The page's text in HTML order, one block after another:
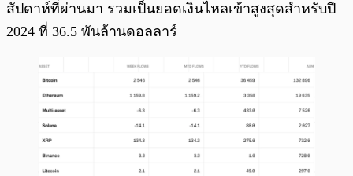
สัปดาห์ที่ผ่านมา รวมเป็นยอดเงินไหลเข้าสูงสุดสำหรับปี
2024 ที่ 36.5 พันล้านดอลลาร์